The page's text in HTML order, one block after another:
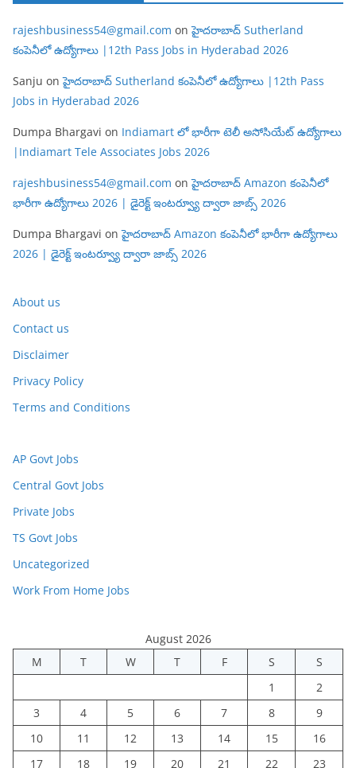
rajeshbusiness54@gmail.com onహైదరాబాద్ Sutherland
కంపెనీలో ఉద్యోగాలు |12th Pass Jobs in Hyderabad 2026
Sanju onహైదరాబాద్ Sutherland కంపెనీలో ఉద్యోగాలు |12th Pass
Jobs in Hyderabad 2026
Dumpa Bhargavi on Indiamart లో భారీగా టెలీ అసోసియేట్ ఉద్యోగాలు
|Indiamart Tele Associates Jobs 2026
rajeshbusiness54@gmail.com onహైదరాబాద్ Amazon కంపెనీలో
భారీగా ఉద్యోగాలు 2026 | డైరెక్ట్ ఇంటర్వ్యూ ద్వారా జాబ్స్ 2026
Dumpa Bhargavi onహైదరాబాద్ Amazon కంపెనీలో భారీగా ఉద్యోగాలు
2026 | డైరెక్ట్ ఇంటర్వ్యూ ద్వారా జాబ్స్ 2026
About us
Contact us
Disclaimer
Privacy Policy
Terms and Conditions
AP Govt Jobs
Central Govt Jobs
Private Jobs
TS Govt Jobs
Uncategorized
Work From Home Jobs
August 2026
M
T W T F S
S
1
2
3
4 5 6 7 8
9
10
11 12 13 14 15
16
17
18 19 20 21 22 23